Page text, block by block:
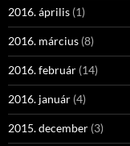
2016. április (1)
2016. március (8)
2016. február (14)
2016. január (4)
2015. december (3)